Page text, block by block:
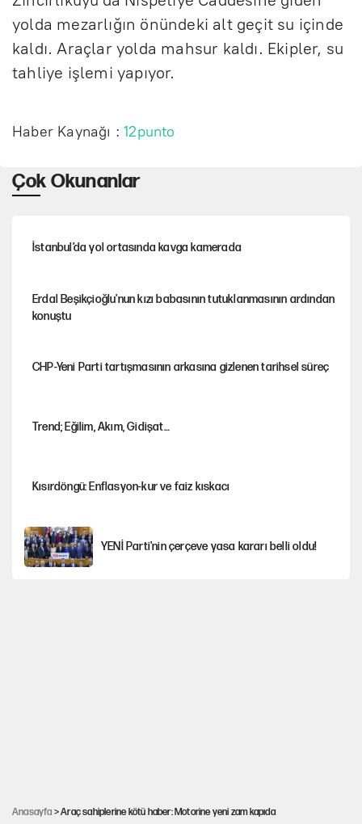
yolda mezarlığın önündeki alt geçit su içinde
kaldı. Araçlar yolda mahsur kaldı. Ekipler, su
tahliye işlemi yapıyor.
Haber Kaynağı :12punto
Çok Okunanlar
İstanbul’da yol ortasında kavga kamerada
Erdal Beşikçioğlu'nun kızı babasının tutuklanmasının ardından
konuştu
CHP-Yeni Parti tartışmasının arkasına gizlenen tarihsel süreç
Trend; Eğilim, Akım, Gidişat…
Kısırdöngü: Enflasyon-kur ve faiz kıskacı
YENİ Parti'nin çerçeve yasa kararı belli oldu!
Anasayfa > Araç sahiplerine kötü haber: Motorine yeni zam kapıda